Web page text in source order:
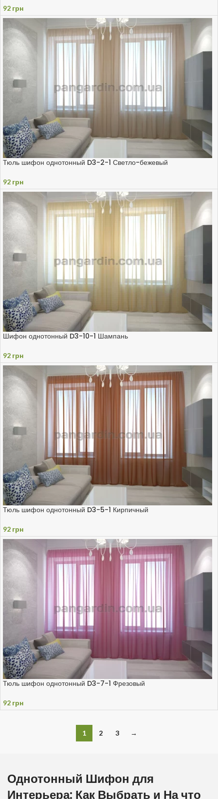
92 грн
Тюль шифон однотонный D3-2-1 Светло-бежевый
92 грн
Шифон однотонный D3-10-1 Шампань
92 грн
Тюль шифон однотонный D3-5-1 Кирпичный
92 грн
Тюль шифон однотонный D3-7-1 Фрезовый
92 грн
1 2 3 →
Однотонный Шифон для
Интерьера: Как Выбрать и На что